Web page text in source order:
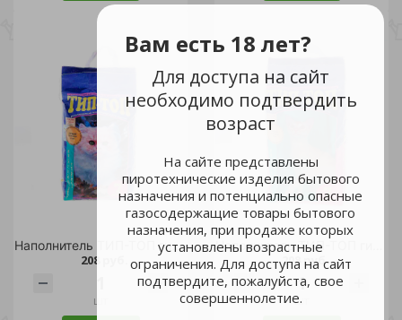
Вам есть 18 лет?
Для доступа на сайт
необходимо подтвердить
возраст
На сайте представлены
пиротехнические изделия бытового
назначения и потенциально опасные
газосодержащие товары бытового
назначения, при продаже которых
установлены возрастные
ограничения. Для доступа на сайт
подтвердите, пожалуйста, свое
совершеннолетие.
Наполнитель ТИП-ТОП гигиенический для длинношерстных 7л/4
208 руб.
шт
208 руб.
шт